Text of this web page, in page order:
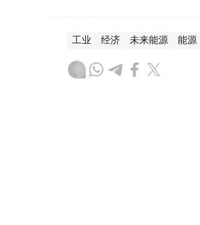
工业 经济 未来能源 能源